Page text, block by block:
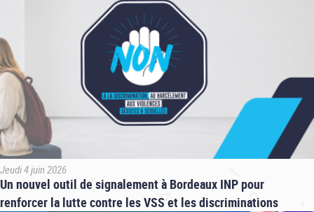
Jeudi 4 juin 2026
Un nouvel outil de signalement à Bordeaux INP pour
renforcer la lutte contre les VSS et les discriminations